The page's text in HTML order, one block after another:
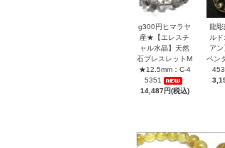
g300円ヒマラヤ
産★【エレスチ
ャル水晶】天然
石ブレスレットM
★12.5mm：C-4
5351
14,487円(税込)
龍
ルド
ア
ペン